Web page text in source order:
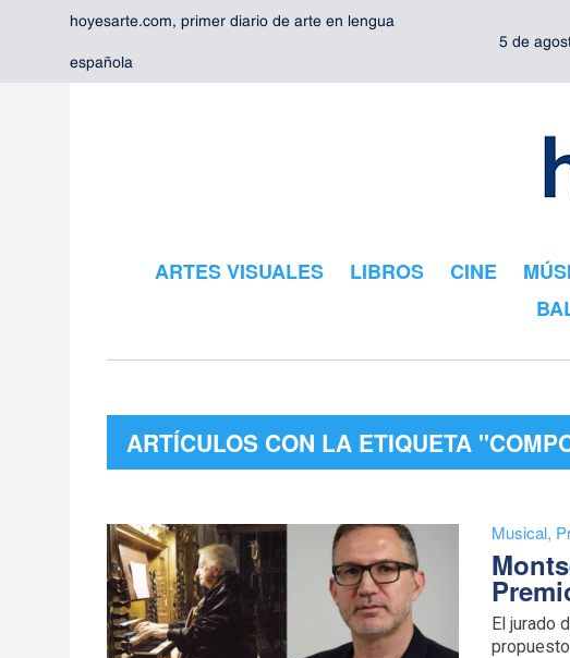
hoyesarte.com, primer diario de arte en lengua
española
5 de
ARTES VISUALES LIBROS CINE
ARTÍCULOS CON LA ETIQUETA
Musical,
El jurado